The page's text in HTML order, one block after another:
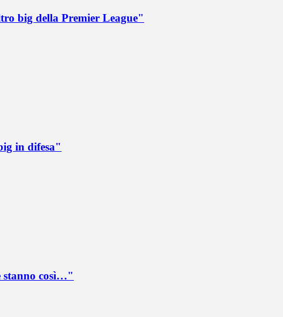
big della Premier League"
in difesa"
stanno così…"